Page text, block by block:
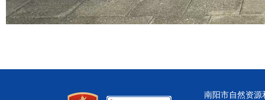
南阳市自然资